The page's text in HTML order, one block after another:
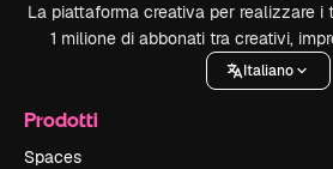
La piattaforma creativa per realizzare i
1 milione di abbonati tra creativi,
Italiano
Prodotti
Spaces